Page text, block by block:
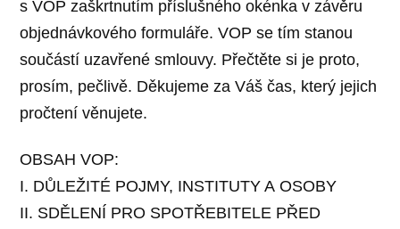
s VOP zaškrtnutím příslušného okénka v závěru
objednávkového formuláře. VOP se tím stanou
součástí uzavřené smlouvy. Přečtěte si je proto,
prosím, pečlivě. Děkujeme za Váš čas, který jejich
pročtení věnujete.
OBSAH VOP:
I. DŮLEŽITÉ POJMY, INSTITUTY A OSOBY
II. SDĚLENÍ PRO SPOTŘEBITELE PŘED